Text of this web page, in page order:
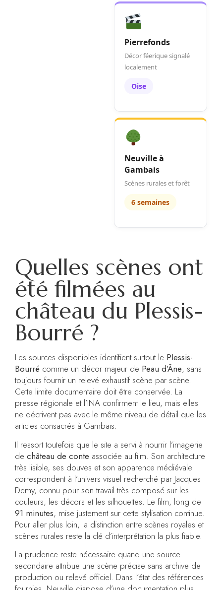
Pierrefonds
Décor féerique signalé
localement
Oise
Neuville à
Gambais
Scènes rurales et forêt
6 semaines
Quelles scènes ont
été filmées au
château du Plessis-
Bourré ?
Les sources disponibles identifient surtout le Plessis-
Bourré comme un décor majeur de Peau d’Âne, sans
toujours fournir un relevé exhaustif scène par scène.
Cette limite documentaire doit être conservée. La
presse régionale et l’INA confirment le lieu, mais elles
ne décrivent pas avec le même niveau de détail que les
articles consacrés à Gambais.
Il ressort toutefois que le site a servi à nourrir l’imagerie
de château de conte associée au film. Son architecture
très lisible, ses douves et son apparence médiévale
correspondent à l’univers visuel recherché par Jacques
Demy, connu pour son travail très composé sur les
couleurs, les décors et les silhouettes. Le film, long de
91 minutes, mise justement sur cette stylisation continue.
Pour aller plus loin, la distinction entre scènes royales et
scènes rurales reste la clé d’interprétation la plus fiable.
La prudence reste nécessaire quand une source
secondaire attribue une scène précise sans archive de
production ou relevé officiel. Dans l’état des références